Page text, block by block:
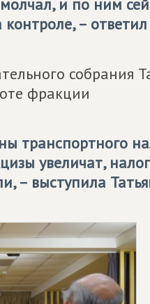
и по ним
– ответил
собрания
фракции
транспортного
увеличат, налог
– выступила